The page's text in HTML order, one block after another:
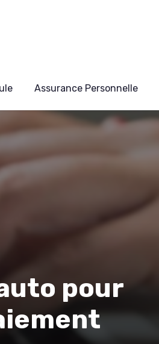
Assurance Personnelle
pour